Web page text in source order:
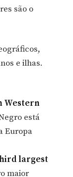
são o
e ilhas.
Western
está
Europa
largest
maior